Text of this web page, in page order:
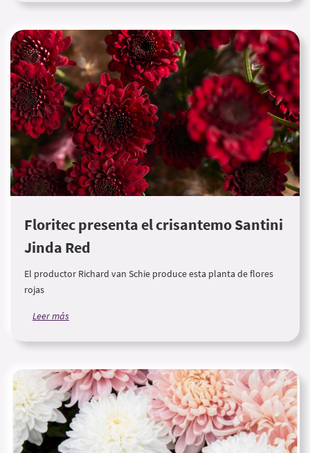
Floritec presenta el crisantemo Santini
Jinda Red
El productor Richard van Schie produce esta planta de flores
rojas
Leer más